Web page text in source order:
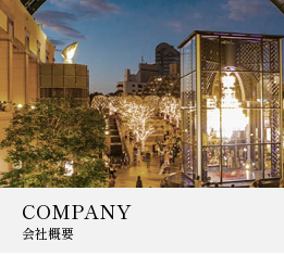
COMPANY
会社概要